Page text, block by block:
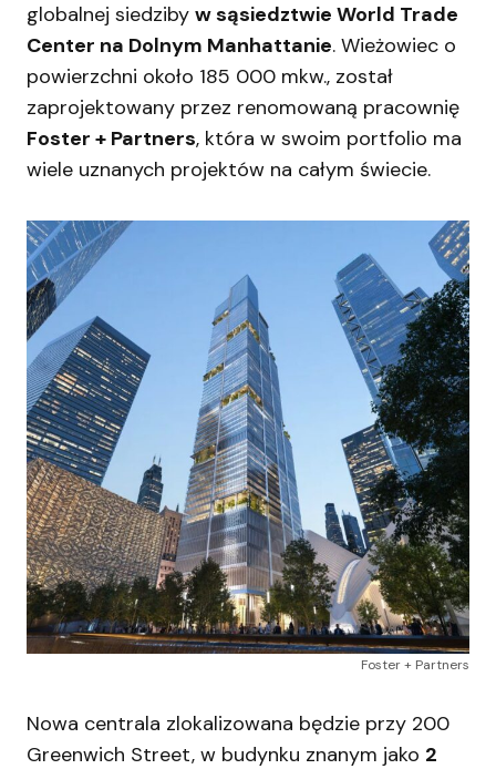
globalnej siedziby w sąsiedztwie World Trade
Center na Dolnym Manhattanie. Wieżowiec o
powierzchni około 185 000 mkw., został
zaprojektowany przez renomowaną pracownię
Foster + Partners, która w swoim portfolio ma
wiele uznanych projektów na całym świecie.
Foster + Partners
Nowa centrala zlokalizowana będzie przy 200
Greenwich Street, w budynku znanym jako 2